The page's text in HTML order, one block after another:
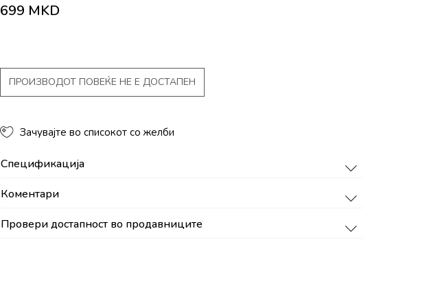
699 MKD
ПРОИЗВОДОТ ПОВЕЌЕ НЕ Е ДОСТАПЕН
Зачувајте во списокот со желби
Спецификација
Коментари
Провери достапност во продавниците